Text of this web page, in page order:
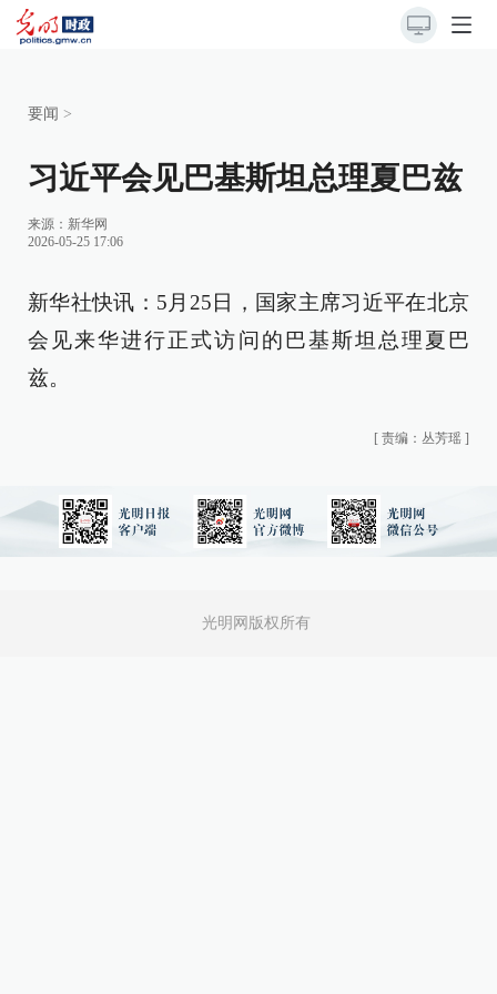
要闻 >
习近平会见巴基斯坦总理夏巴兹
来源： 新华网
2026-05-25 17:06
新华社快讯：5月25日，国家主席习近平在北京
会见来华进行正式访问的巴基斯坦总理夏巴
兹。
[ 责编：丛芳瑶 ]
光明网版权所有